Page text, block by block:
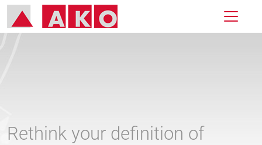
Rethink your definition of